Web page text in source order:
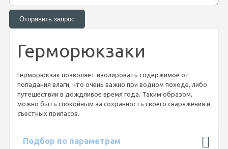
Герморюкзаки
Герморюкзак позволяет изолировать содержимое от
попадания влаги, что очень важно при водном походе, либо
путешествии в дождливое время года. Таким образом,
можно быть спокойным за сохранность своего снаряжения и
съестных припасов.
Подбор по параметрам